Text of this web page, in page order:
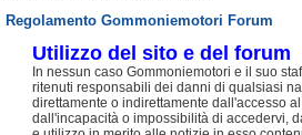
Regolamento Gommoniemotori Forum
Utilizzo del sito e del forum
In nessun caso Gommoniemotori e il suo
ritenuti responsabili dei danni di qualsiasi
direttamente o indirettamente dall'accesso al
dall'incapacità o impossibilità di accedervi,